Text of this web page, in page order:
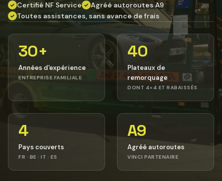
✓ Certifié NF Service ✓ Agréé autoroutes A9
✓ Toutes assistances, sans avance de frais
30+
Années d'expérience
ENTREPRISE FAMILIALE
40
Plateaux de
remorquage
DONT 4×4 ET RABAISSÉS
4
Pays couverts
FR · BE · IT · ES
A9
Agréé autoroutes
VINCI PARTENAIRE